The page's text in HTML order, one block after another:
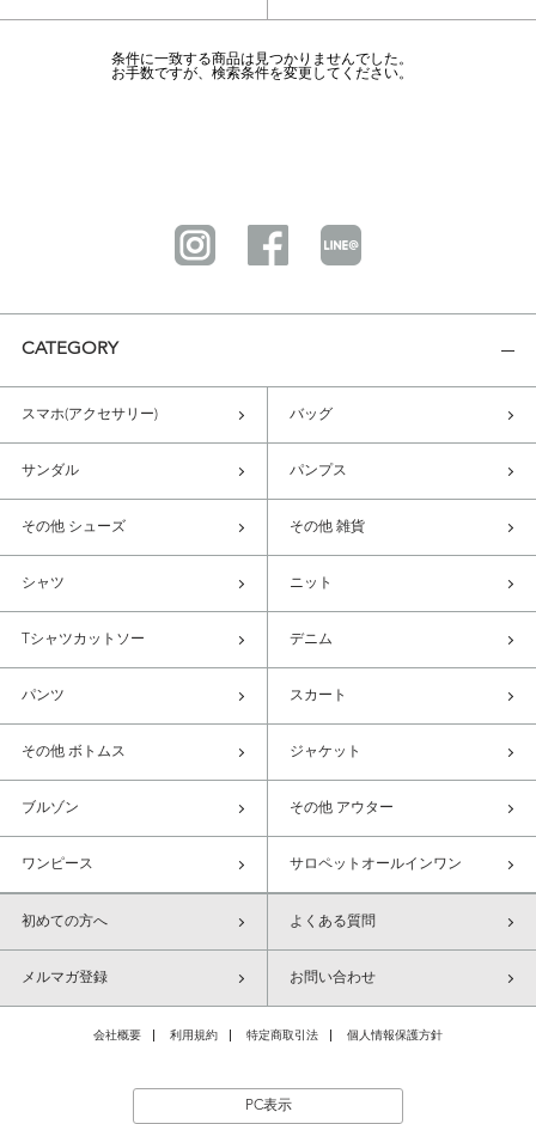
条件に一致する商品は見つかりませんでした。
お手数ですが、検索条件を変更してください。
CATEGORY
スマホ(アクセサリー) バッグ
サンダル パンプス
その他 シューズ その他 雑貨
シャツ ニット
Tシャツカットソー デニム
パンツ スカート
その他 ボトムス ジャケット
ブルゾン その他 アウター
ワンピース サロペットオールインワン
初めての方へ よくある質問
メルマガ登録 お問い合わせ
会社概要 利用規約 特定商取引法 個人情報保護方針
PC表示